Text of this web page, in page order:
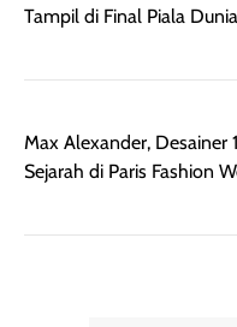
Tampil di Final Piala
Max Alexander, Desainer
Sejarah di Paris Fashion